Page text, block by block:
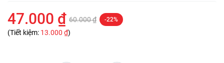
47.000 ₫ 60.000 ₫ -22%
(Tiết kiệm: 13.000 ₫)